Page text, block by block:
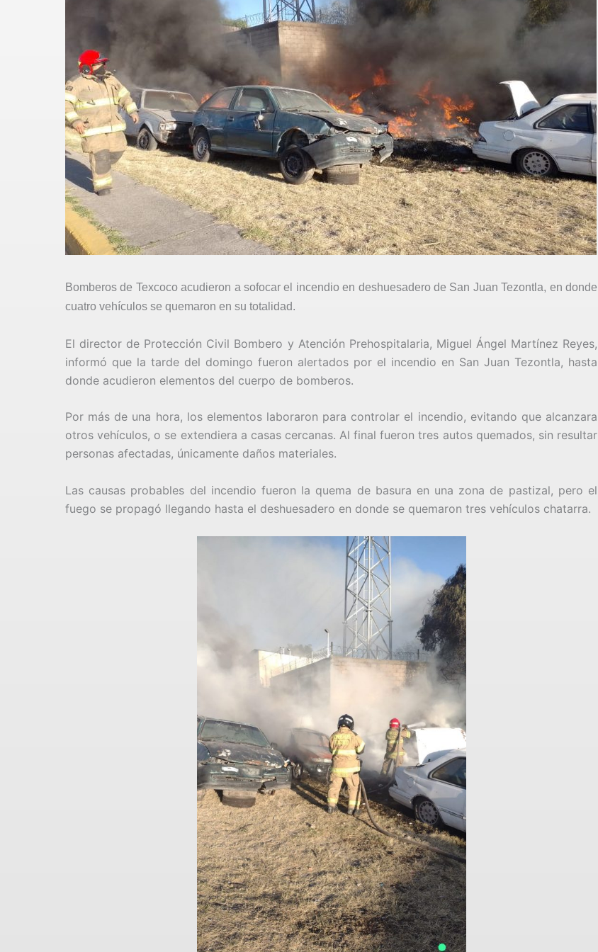
Bomberos de Texcoco acudieron a sofocar el incendio en deshuesadero de San Juan Tezontla, en donde
cuatro vehículos se quemaron en su totalidad.
El director de Protección Civil Bombero y Atención Prehospitalaria, Miguel Ángel Martínez Reyes,
informó que la tarde del domingo fueron alertados por el incendio en San Juan Tezontla, hasta
donde acudieron elementos del cuerpo de bomberos.
Por más de una hora, los elementos laboraron para controlar el incendio, evitando que alcanzara
otros vehículos, o se extendiera a casas cercanas. Al final fueron tres autos quemados, sin resultar
personas afectadas, únicamente daños materiales.
Las causas probables del incendio fueron la quema de basura en una zona de pastizal, pero el
fuego se propagó llegando hasta el deshuesadero en donde se quemaron tres vehículos chatarra.